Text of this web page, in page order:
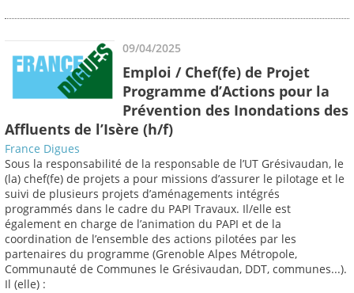
09/04/2025
Emploi / Chef(fe) de Projet
Programme d’Actions pour la
Prévention des Inondations des
Affluents de l’Isère (h/f)
France Digues
Sous la responsabilité de la responsable de l’UT Grésivaudan, le
(la) chef(fe) de projets a pour missions d’assurer le pilotage et le
suivi de plusieurs projets d’aménagements intégrés
programmés dans le cadre du PAPI Travaux. Il/elle est
également en charge de l’animation du PAPI et de la
coordination de l’ensemble des actions pilotées par les
partenaires du programme (Grenoble Alpes Métropole,
Communauté de Communes le Grésivaudan, DDT, communes...).
Il (elle) :